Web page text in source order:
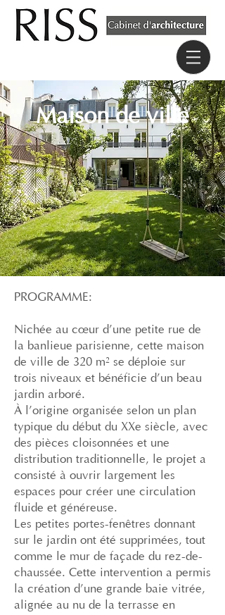
Maison de ville
PROGRAMME:
Nichée au cœur d’une petite rue de
la banlieue parisienne, cette maison
de ville de 320 m² se déploie sur
trois niveaux et bénéficie d’un beau
jardin arboré.
À l’origine organisée selon un plan
typique du début du XXe siècle, avec
des pièces cloisonnées et une
distribution traditionnelle, le projet a
consisté à ouvrir largement les
espaces pour créer une circulation
fluide et généreuse.
Les petites portes-fenêtres donnant
sur le jardin ont été supprimées, tout
comme le mur de façade du rez-de-
chaussée. Cette intervention a permis
la création d’une grande baie vitrée,
alignée au nu de la terrasse en